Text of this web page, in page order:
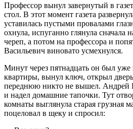
Профессор вынул завернутый в
стол. В этот момент газета
уставилась пустыми провалами
охнула, испуганно глянула сначала
череп, а потом на профессора и
Васильевич виновато усмехнулся.
Минут через пятнадцать он был уже
квартиры, вынул ключ, открыл
переднюю никто не вышел. Андрей
и надел домашние тапочки. Тут
комнаты выглянула старая грузная
поцеловал в щеку и спросил: